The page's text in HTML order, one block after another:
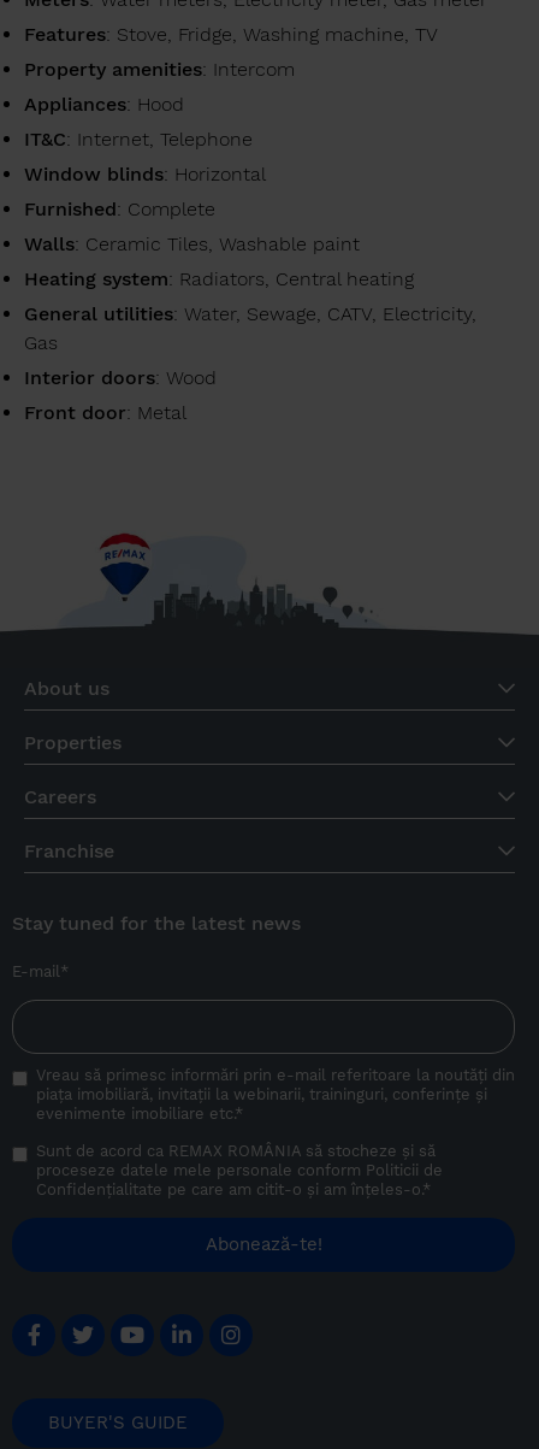
Features: Stove, Fridge, Washing machine, TV
Property amenities: Intercom
Appliances: Hood
IT&C: Internet, Telephone
Window blinds: Horizontal
Furnished: Complete
Walls: Ceramic Tiles, Washable paint
Heating system: Radiators, Central heating
General utilities: Water, Sewage, CATV, Electricity,
Gas
Interior doors: Wood
Front door: Metal
About us
Properties
Careers
Franchise
Stay tuned for the latest news
E-mail*
Vreau să primesc informări prin e-mail referitoare la noutăți din
piața imobiliară, invitații la webinarii, traininguri, conferințe și
evenimente imobiliare etc.*
Sunt de acord ca REMAX ROMÂNIA să stocheze și să
proceseze datele mele personale conform Politicii de
Confidențialitate pe care am citit-o și am înțeles-o.*
BUYER'S GUIDE